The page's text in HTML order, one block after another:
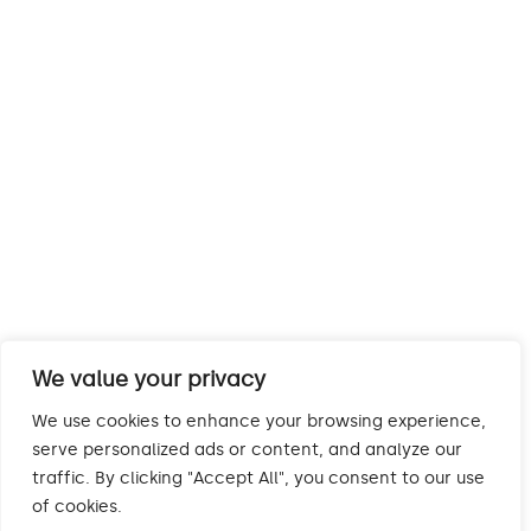
We value your privacy
We use cookies to enhance your browsing experience,
serve personalized ads or content, and analyze our
traffic. By clicking "Accept All", you consent to our use
of cookies.